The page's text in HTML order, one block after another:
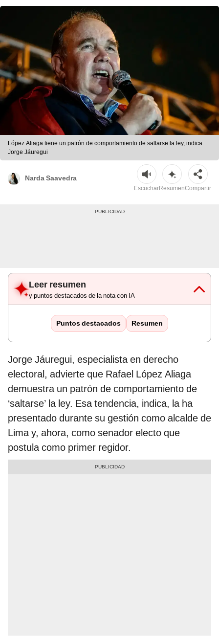
López Aliaga tiene un patrón de comportamiento de saltarse la ley, indica
Jorge Jáuregui
Narda Saavedra
EscucharResumenCompartir
Leer resumen
y puntos destacados de la nota con IA
Puntos destacados Resumen
Jorge Jáuregui, especialista en derecho
electoral, advierte que Rafael López Aliaga
demuestra un patrón de comportamiento de
‘saltarse’ la ley. Esa tendencia, indica, la ha
presentado durante su gestión como alcalde de
Lima y, ahora, como senador electo que
postula como primer regidor.